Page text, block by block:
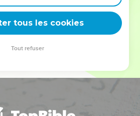
Que vous guidiez un ministère, une
une famille, leur expérience est faite
tous les cookies
Tout refuser